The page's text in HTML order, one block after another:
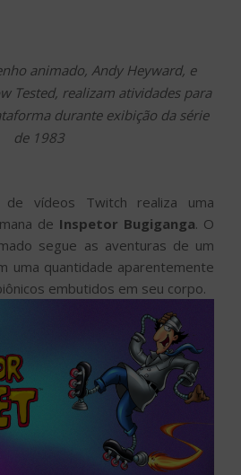
animado, Andy Heyward, e
Tested, realizam atividades para
durante exibição da série
de 1983
de vídeos Twitch realiza uma
de Inspetor Bugiganga. O
segue as aventuras de um
uma quantidade aparentemente
embutidos em seu corpo.